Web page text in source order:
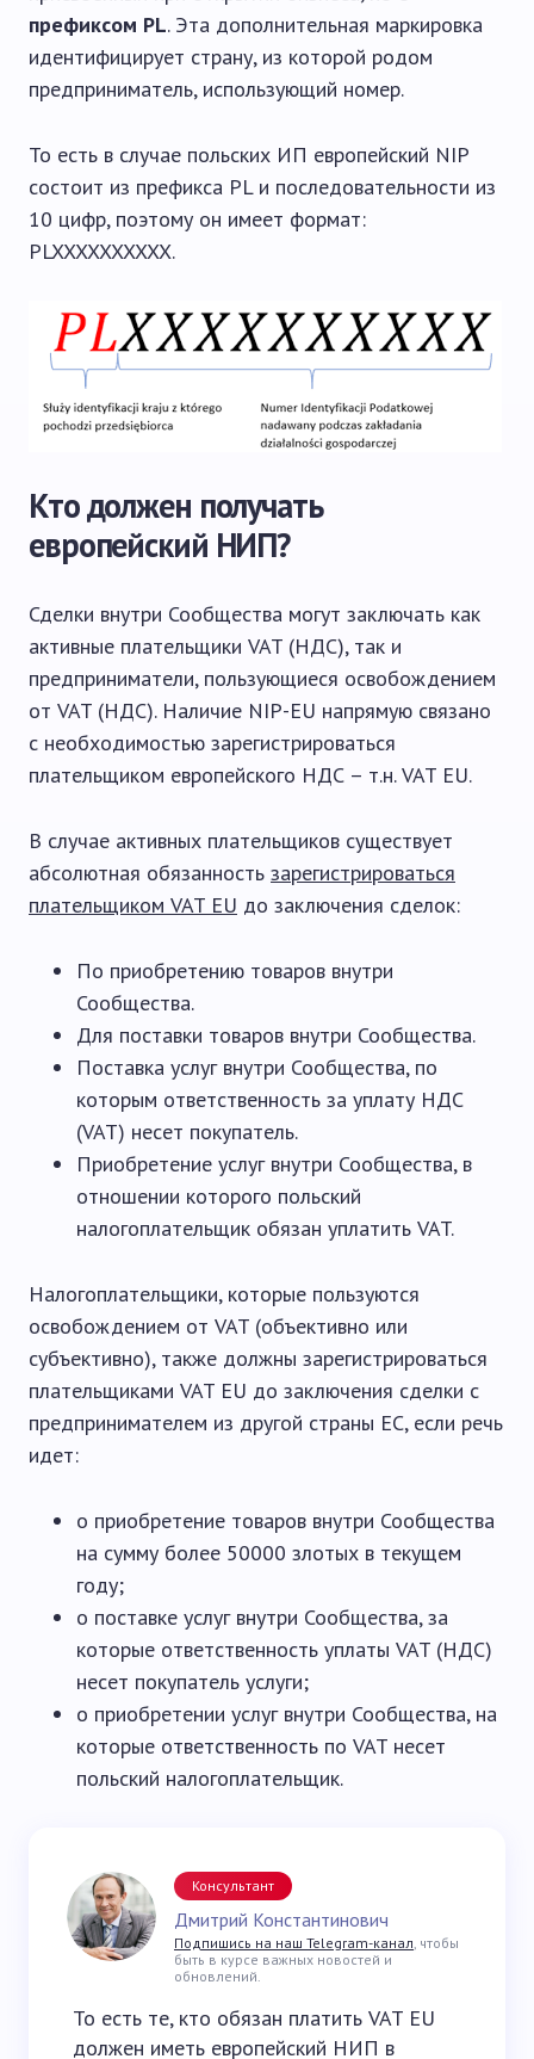
префиксом PL. Эта дополнительная маркировка
идентифицирует страну, из которой родом
предприниматель, использующий номер.
То есть в случае польских ИП европейский NIP
состоит из префикса PL и последовательности из
10 цифр, поэтому он имеет формат:
PLXXXXXXXXXX.
Кто должен получать
европейский НИП?
Сделки внутри Сообщества могут заключать как
активные плательщики VAT (НДС), так и
предприниматели, пользующиеся освобождением
от VAT (НДС). Наличие NIP-EU напрямую связано
с необходимостью зарегистрироваться
плательщиком европейского НДС – т.н. VAT EU.
В случае активных плательщиков существует
абсолютная обязанность зарегистрироваться
плательщиком VAT EU до заключения сделок:
По приобретению товаров внутри
Сообщества.
Для поставки товаров внутри Сообщества.
Поставка услуг внутри Сообщества, по
которым ответственность за уплату НДС
(VAT) несет покупатель.
Приобретение услуг внутри Сообщества, в
отношении которого польский
налогоплательщик обязан уплатить VAT.
Налогоплательщики, которые пользуются
освобождением от VAT (объективно или
субъективно), также должны зарегистрироваться
плательщиками VAT EU до заключения сделки с
предпринимателем из другой страны ЕС, если речь
идет:
о приобретение товаров внутри Сообщества
на сумму более 50000 злотых в текущем
году;
о поставке услуг внутри Сообщества, за
которые ответственность уплаты VAT (НДС)
несет покупатель услуги;
о приобретении услуг внутри Сообщества, на
которые ответственность по VAT несет
польский налогоплательщик.
Консультант
Дмитрий Константинович
Подпишись на наш Telegram-канал, чтобы
быть в курсе важных новостей и
обновлений.
То есть те, кто обязан платить VAT EU
должен иметь европейский НИП в